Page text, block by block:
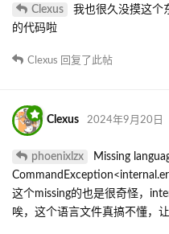
Clexus
我也很久没摸这个
的代码啦
Clexus 回复了此帖
Clexus 2024年9月20日
phoenixlzx
Missing
这个missing的也是很奇怪，
唉，这个语言文件真搞不懂，